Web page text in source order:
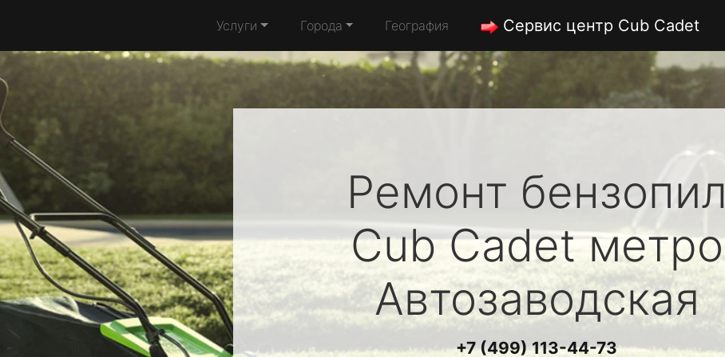
Услуги Города География Сервис центр Cub Cadet
Ремонт бензопил
Cub Cadetметро
Автозаводская
+7 (499) 113-44-73